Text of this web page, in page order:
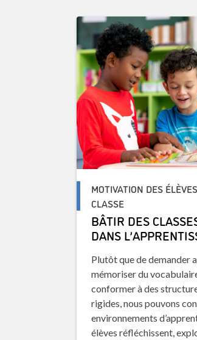
MOTIVATION DES
CLASSE
BÂTIR DES
DANS
Plutôt que de demander
mémoriser du
conformer à des
rigides, nous pouvons
environnements
élèves réfléchissent,